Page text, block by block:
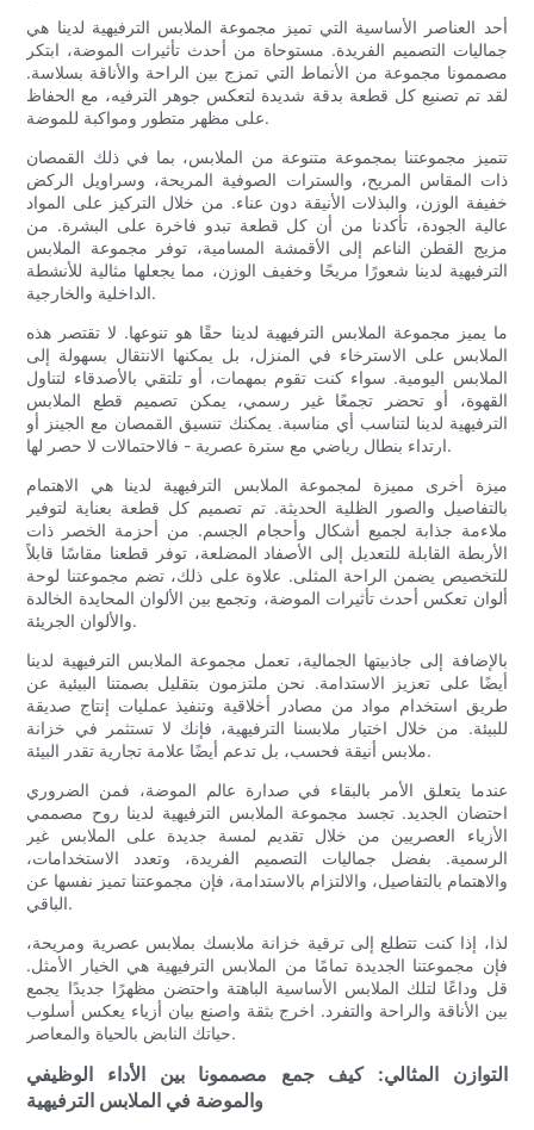
أحد العناصر الأساسية التي تميز مجموعة الملابس الترفيهية لدينا هي
جماليات التصميم الفريدة. مستوحاة من أحدث تأثيرات الموضة، ابتكر
مصممونا مجموعة من الأنماط التي تمزج بين الراحة والأناقة بسلاسة.
لقد تم تصنيع كل قطعة بدقة شديدة لتعكس جوهر الترفيه، مع الحفاظ
على مظهر متطور ومواكبة للموضة.
تتميز مجموعتنا بمجموعة متنوعة من الملابس، بما في ذلك القمصان
ذات المقاس المريح، والسترات الصوفية المريحة، وسراويل الركض
خفيفة الوزن، والبذلات الأنيقة دون عناء. من خلال التركيز على المواد
عالية الجودة، تأكدنا من أن كل قطعة تبدو فاخرة على البشرة. من
مزيج القطن الناعم إلى الأقمشة المسامية، توفر مجموعة الملابس
الترفيهية لدينا شعورًا مريحًا وخفيف الوزن، مما يجعلها مثالية للأنشطة
الداخلية والخارجية.
ما يميز مجموعة الملابس الترفيهية لدينا حقًا هو تنوعها. لا تقتصر هذه
الملابس على الاسترخاء في المنزل، بل يمكنها الانتقال بسهولة إلى
الملابس اليومية. سواء كنت تقوم بمهمات، أو تلتقي بالأصدقاء لتناول
القهوة، أو تحضر تجمعًا غير رسمي، يمكن تصميم قطع الملابس
الترفيهية لدينا لتناسب أي مناسبة. يمكنك تنسيق القمصان مع الجينز أو
ارتداء بنطال رياضي مع سترة عصرية - فالاحتمالات لا حصر لها.
ميزة أخرى مميزة لمجموعة الملابس الترفيهية لدينا هي الاهتمام
بالتفاصيل والصور الظلية الحديثة. تم تصميم كل قطعة بعناية لتوفير
ملاءمة جذابة لجميع أشكال وأحجام الجسم. من أحزمة الخصر ذات
الأربطة القابلة للتعديل إلى الأصفاد المضلعة، توفر قطعنا مقاسًا قابلاً
للتخصيص يضمن الراحة المثلى. علاوة على ذلك، تضم مجموعتنا لوحة
ألوان تعكس أحدث تأثيرات الموضة، وتجمع بين الألوان المحايدة الخالدة
والألوان الجريئة.
بالإضافة إلى جاذبيتها الجمالية، تعمل مجموعة الملابس الترفيهية لدينا
أيضًا على تعزيز الاستدامة. نحن ملتزمون بتقليل بصمتنا البيئية عن
طريق استخدام مواد من مصادر أخلاقية وتنفيذ عمليات إنتاج صديقة
للبيئة. من خلال اختيار ملابسنا الترفيهية، فإنك لا تستثمر في خزانة
ملابس أنيقة فحسب، بل تدعم أيضًا علامة تجارية تقدر البيئة.
عندما يتعلق الأمر بالبقاء في صدارة عالم الموضة، فمن الضروري
احتضان الجديد. تجسد مجموعة الملابس الترفيهية لدينا روح مصممي
الأزياء العصريين من خلال تقديم لمسة جديدة على الملابس غير
الرسمية. بفضل جماليات التصميم الفريدة، وتعدد الاستخدامات،
والاهتمام بالتفاصيل، والالتزام بالاستدامة، فإن مجموعتنا تميز نفسها عن
الباقي.
لذا، إذا كنت تتطلع إلى ترقية خزانة ملابسك بملابس عصرية ومريحة،
فإن مجموعتنا الجديدة تمامًا من الملابس الترفيهية هي الخيار الأمثل.
قل وداعًا لتلك الملابس الأساسية الباهتة واحتضن مظهرًا جديدًا يجمع
بين الأناقة والراحة والتفرد. اخرج بثقة واصنع بيان أزياء يعكس أسلوب
حياتك النابض بالحياة والمعاصر.
التوازن المثالي: كيف جمع مصممونا بين الأداء الوظيفي
والموضة في الملابس الترفيهية